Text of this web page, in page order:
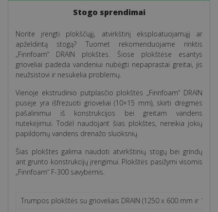
Stogo sprendimai
Norite įrengti plokščiąjį, atvirkštinį eksploatuojamąjį ar
apželdintą stogą? Tuomet rekomenduojame rinktis
„Finnfoam“ DRAIN plokštes. Šiose plokštėse esantys
grioveliai padeda vandeniui nubėgti nepaprastai greitai, jis
neužsistovi ir nesukelia problemų.
Vienoje ekstrudinio putplasčio plokštės „Finnfoam“ DRAIN
pusėje yra išfrezuoti grioveliai (10×15 mm), skirti drėgmės
pašalinimui iš konstrukcijos bei greitam vandens
nutekėjimui. Todėl naudojant šias plokštes, nereikia jokių
papildomų vandens drenažo sluoksnių.
Šias plokštes galima naudoti atvirkštinių stogų bei grindų
ant grunto konstrukcijų įrengimui. Plokštės pasižymi visomis
„Finnfoam“ F-300 savybėmis.
Trumpos plokštės su grioveliais DRAIN (1250 x 600 mm ir